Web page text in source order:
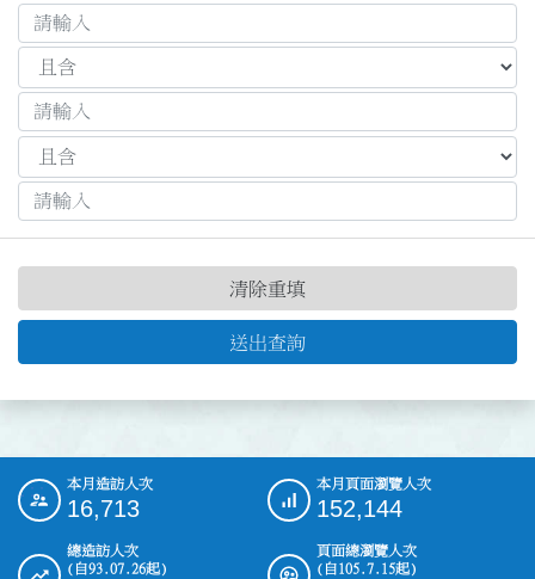
送出查詢
清除重填
::: 本月造訪人次
16,713
本月頁面瀏覽人次
152,144
總造訪人次
(自93.07.26起)
頁面總瀏覽人次
(自105.7.15起)